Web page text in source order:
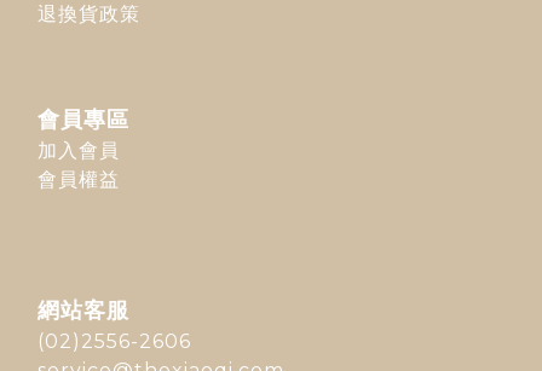
退換貨政策
會員專區
加入會員
會員權益
網站客服
(02)2556-2606